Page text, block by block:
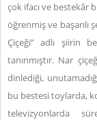
çok ifacı ve bestekâr
öğrenmiş ve başarılı
Çiçeği” adlı şiirin
tanınmıştır. Nar
dinlediği,
bu bestesi toylarda,
televizyonlarda